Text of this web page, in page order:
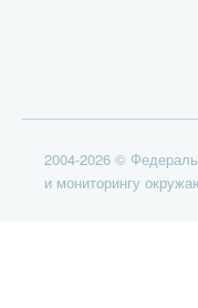
2004-2026 ©
и мониторингу